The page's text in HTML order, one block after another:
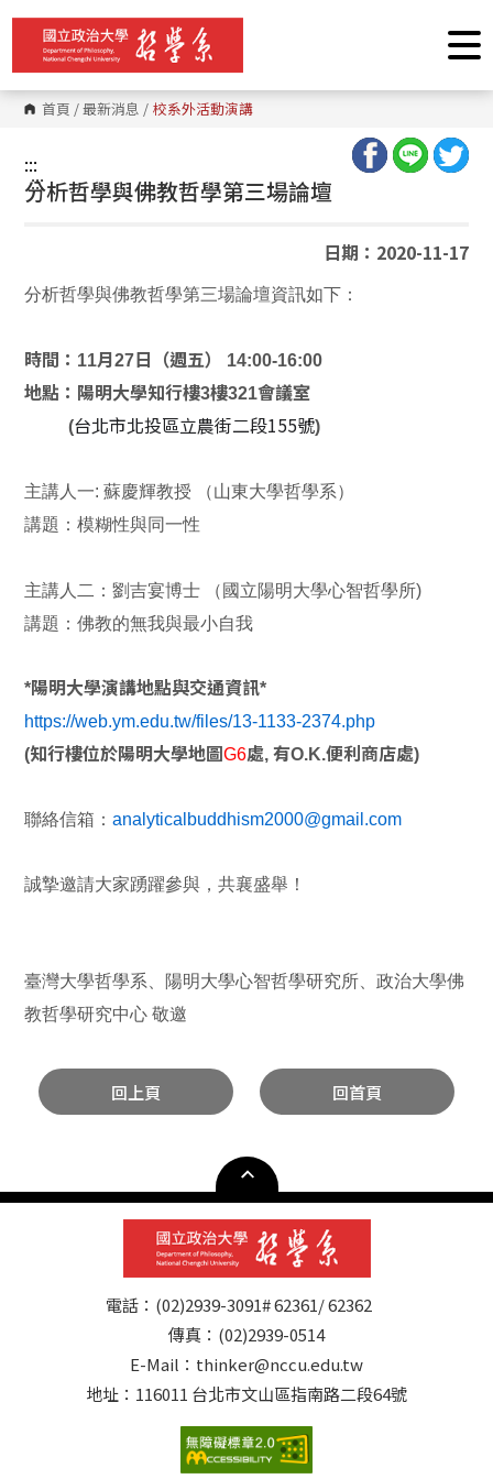
跳
要
內
容
區 首頁 /最新消息 / 校系外活動演講
:::
:::
分析哲學與佛教哲學第三場論壇
日期：2020-11-17
分析哲學與佛教哲學第三場論壇資訊如下：
時間：11月27日（週五） 14:00-16:00
地點：陽明大學知行樓3樓321會議室
(台北市北投區立農街二段155號)
主講人一: 蘇慶輝教授 （山東大學哲學系）
講題：模糊性與同一性
主講人二：劉吉宴博士 （國立陽明大學心智哲學所)
講題：佛教的無我與最小自我
*陽明大學演講地點與交通資訊*
https://web.ym.edu.tw/files/13-1133-2374.php
(知行樓位於陽明大學地圖G6處, 有O.K.便利商店處)
聯絡信箱：analyticalbuddhism2000@gmail.com
誠摯邀請大家踴躍參與，共襄盛舉！
臺灣大學哲學系、陽明大學心智哲學研究所、政治大學佛
教哲學研究中心 敬邀
回上頁 回首頁
電話：(02)2939-3091# 62361/ 62362
傳真：(02)2939-0514
E-Mail：thinker@nccu.edu.tw
地址：116011 台北市文山區指南路二段64號